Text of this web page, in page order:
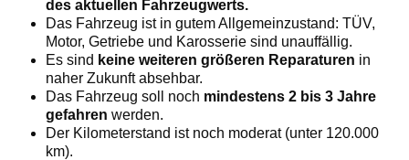
des aktuellen Fahrzeugwerts.
Das Fahrzeug ist in gutem Allgemeinzustand: TÜV,
Motor, Getriebe und Karosserie sind unauffällig.
Es sind keine weiteren größeren Reparaturen in
naher Zukunft absehbar.
Das Fahrzeug soll noch mindestens 2 bis 3 Jahre
gefahren werden.
Der Kilometerstand ist noch moderat (unter 120.000
km).